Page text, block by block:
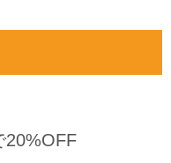
20%OFF